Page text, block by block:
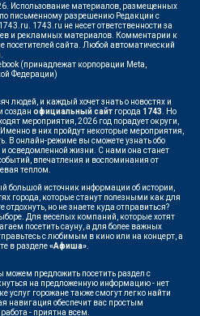
Использование материалов, размещенных
по письменному разрешению Редакции с
1743.ru не несет ответственности за
и рекламных материалов. Комментарии к
посетителей сайта. Любой автоматический
(принадлежат корпорации Meta,
Федерации)
людей, и каждый хочет знать о новостях и
создан официальный сайт города 1743 . Но
мероприятия, 2026 год порадует округи,
в них пройдут некоторые мероприятия,
В онлайн-режиме вы сможете узнать обо
осведомленной жизни. С нами она станет
впечатления и воспоминания от
теплом.
большой источник информации об истории,
города, которые станут полезными как для
отдохнуть, но не знаете куда отправиться?
Для веселых компаний, которые хотят
посетить сауну, а для более важных
с любимым в кино или на концерт, а
в разделе«Афиша»
можем предложить посетить раздел с
на предложенную информацию - нет
услуг горожане также смогут легко найти
навигация обеспечит вас простым
- приятна всем.